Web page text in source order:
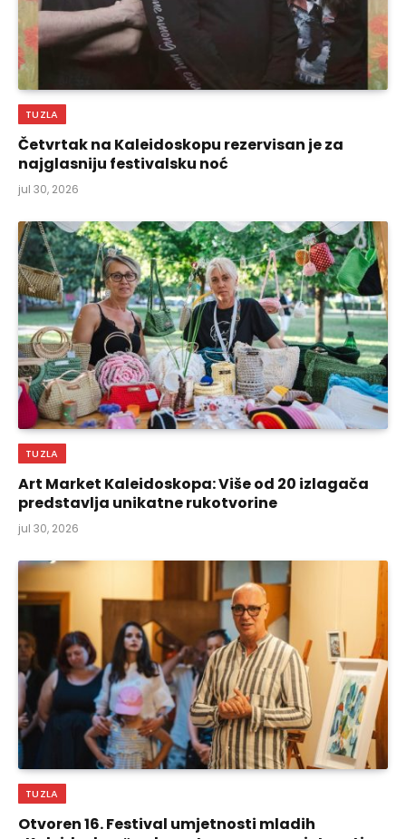
TUZLA
Četvrtak na Kaleidoskopu rezervisan je za
najglasniju festivalsku noć
jul 30, 2026
TUZLA
Art Market Kaleidoskopa: Više od 20 izlagača
predstavlja unikatne rukotvorine
jul 30, 2026
TUZLA
Otvoren 16. Festival umjetnosti mladih